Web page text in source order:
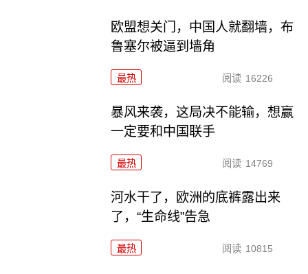
欧盟想关门，中国人就翻墙，布
鲁塞尔被逼到墙角
最热 阅读 16226
暴风来袭，这局决不能输，想赢
一定要和中国联手
最热 阅读 14769
河水干了，欧洲的底裤露出来
了，“生命线”告急
最热 阅读 10815